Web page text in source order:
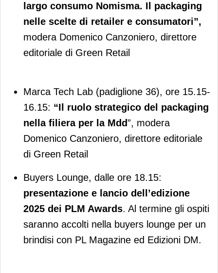
largo consumo Nomisma. Il packaging
nelle scelte di retailer e consumatori”,
modera Domenico Canzoniero, direttore
editoriale di Green Retail
Marca Tech Lab (padiglione 36), ore 15.15-
16.15: “Il ruolo strategico del packaging
nella filiera per la Mdd”, modera
Domenico Canzoniero, direttore editoriale
di Green Retail
Buyers Lounge, dalle ore 18.15:
presentazione e lancio dell’edizione
2025 dei PLM Awards. Al termine gli ospiti
saranno accolti nella buyers lounge per un
brindisi con PL Magazine ed Edizioni DM.